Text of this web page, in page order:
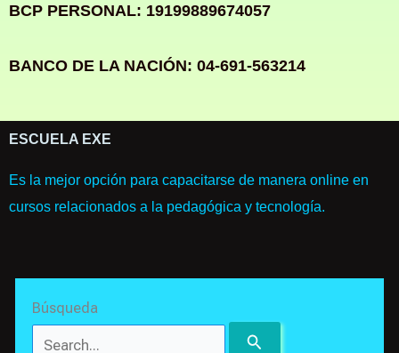
BCP PERSONAL: 19199889674057
BANCO DE LA NACIÓN: 04-691-563214
ESCUELA EXE
Es la mejor opción para capacitarse de manera online en
cursos relacionados a la pedagógica y tecnología.
Búsqueda
for: